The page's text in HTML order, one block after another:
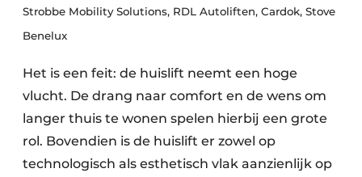
Strobbe Mobility Solutions, RDL Autoliften, Cardok, Stove
Benelux
Het is een feit: de huislift neemt een hoge
vlucht. De drang naar comfort en de wens om
langer thuis te wonen spelen hierbij een grote
rol. Bovendien is de huislift er zowel op
technologisch als esthetisch vlak aanzienlijk op